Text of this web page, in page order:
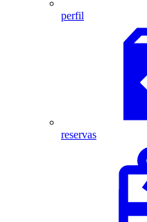
perfil
reservas